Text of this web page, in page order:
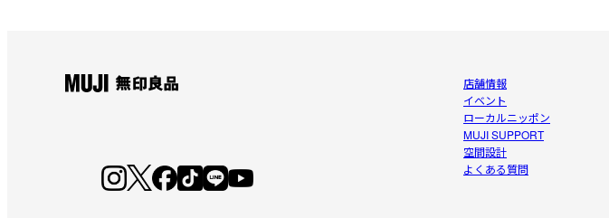
店舗情報
イベント
ローカルニッポン
MUJI SUPPORT
空間設計
よくある質問